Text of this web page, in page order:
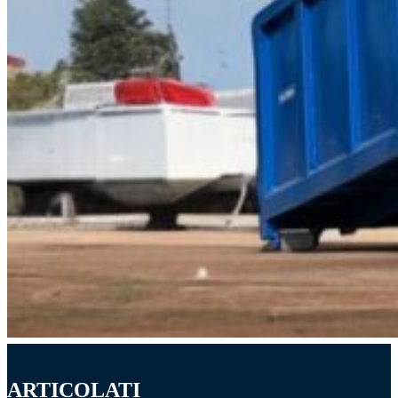
ARTICOLATI